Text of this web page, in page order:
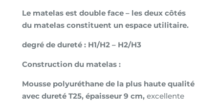
12cm
x
90x160cm
Le matelas est double face – les deux côtés
du matelas constituent un espace utilitaire.
degré de dureté : H1/H2 – H2/H3
Construction du matelas :
Mousse polyuréthane de la plus haute qualité
avec dureté T25, épaisseur 9 cm, excellente